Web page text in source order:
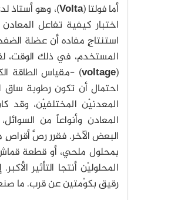
أما فولتا (Volta)، وهو أستاذ
اختبار كيفية تفاعل
استنتاجٍ مفاده أن عضلة
المستخدم، في ذلك الوقت،
(
voltage) -مقياس الطاقة
احتمال أن تكون رطوبة
المعدنيْن المختلفيْن، وقد
المعادن وأنواعاً من
البعض الآخر. فقرر رصَّ
بمحلول ملحي، أو قطعة
المحلوليْن أنتجا التأثير
رقيق بكوْمتين عن قرب. ما